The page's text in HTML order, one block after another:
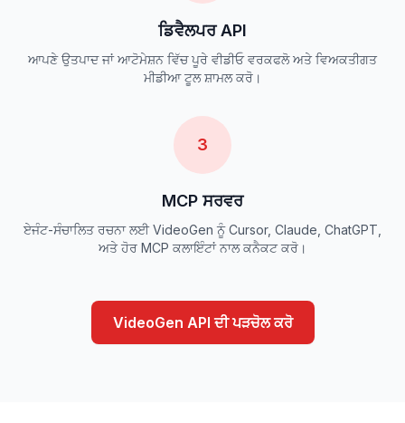
ਡਿਵੈਲਪਰ API
ਆਪਣੇ ਉਤਪਾਦ ਜਾਂ ਆਟੋਮੇਸ਼ਨ ਵਿੱਚ ਪੂਰੇ ਵੀਡੀਓ ਵਰਕਫਲੋ ਅਤੇ ਵਿਅਕਤੀਗਤ
ਮੀਡੀਆ ਟੂਲ ਸ਼ਾਮਲ ਕਰੋ।
3
MCP ਸਰਵਰ
ਏਜੰਟ-ਸੰਚਾਲਿਤ ਰਚਨਾ ਲਈ VideoGen ਨੂੰ Cursor, Claude, ChatGPT,
ਅਤੇ ਹੋਰ MCP ਕਲਾਇੰਟਾਂ ਨਾਲ ਕਨੈਕਟ ਕਰੋ।
VideoGen API ਦੀ ਪੜਚੋਲ ਕਰੋ